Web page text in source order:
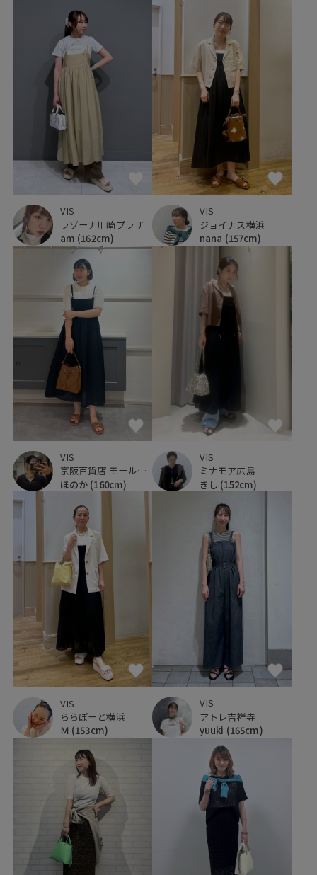
VIS
ラゾーナ川崎プラザ
am (162cm)
VIS
ジョイナス横浜
nana (157cm)
VIS
京阪百貨店 モール京橋店
ほのか (160cm)
VIS
ミナモア広島
きし (152cm)
VIS
ららぽーと横浜
Ｍ (153cm)
VIS
アトレ吉祥寺
yuuki (165cm)